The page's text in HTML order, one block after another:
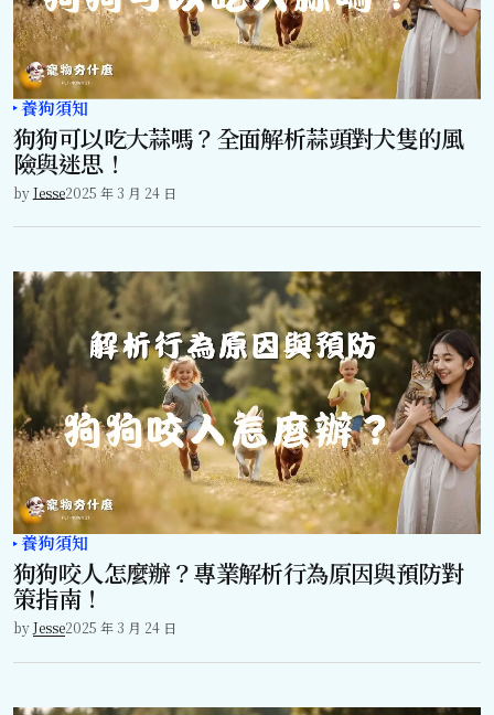
養狗須知
狗狗可以吃大蒜嗎？全面解析蒜頭對犬隻的風
險與迷思！
byJesse2025 年 3 月 24 日
養狗須知
狗狗咬人怎麼辦？專業解析行為原因與預防對
策指南！
byJesse2025 年 3 月 24 日